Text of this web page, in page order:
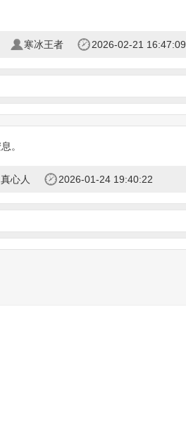
寒冰王者 2026-02-21 16:47:09
。
真心人 2026-01-24 19:40:22